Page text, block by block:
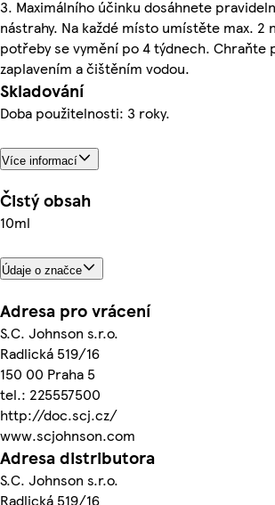
3. Maximálního účinku dosáhnete
nástrahy. Na každé místo umístěte max. 2
potřeby se vymění po 4 týdnech. Chraňte
zaplavením a čištěním vodou.
Skladování
Doba použitelnosti: 3 roky.
Více informací
Čistý obsah
10ml
Údaje o značce
Adresa pro vrácení
S.C. Johnson s.r.o.
Radlická 519/16
150 00 Praha 5
tel.: 225557500
http://doc.scj.cz/
www.scjohnson.com
Adresa distributora
S.C. Johnson s.r.o.
Radlická 519/16